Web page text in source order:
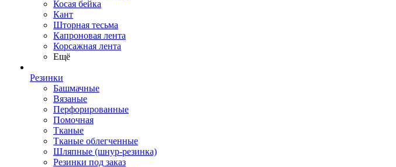
Косая бейка
Кант
Шторная тесьма
Капроновая лента
Корсажная лента
Ещё
Резинки
Башмачные
Вязаные
Перфорированные
Помочная
Тканые
Тканые облегченные
Шляпные (шнур-резинка)
Резинки под заказ